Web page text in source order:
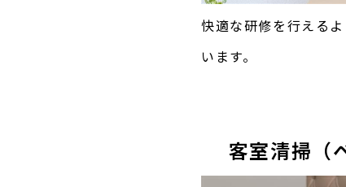
快適な研修を行える
います。
客室清掃（